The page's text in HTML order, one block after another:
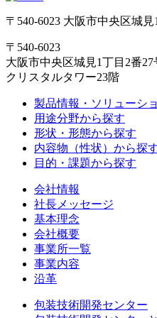
〒540-6023 大阪市中央区城
〒540-6023
大阪市中央区城見1丁目2番27
クリスタルタワー23階
製品情報・ソリューシ
用途分野から探す
形状・形態から探す
内容物（性状）から探
目的・課題から探す
会社情報
社長メッセージ
基本理念
会社概要
事業所一覧
事業内容
沿革
包装技術開発センター